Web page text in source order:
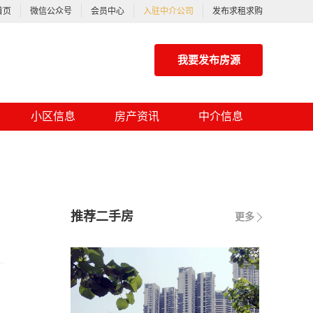
页 微信公众号 会员中心 入驻中介公司 发布求租求购
我要发布房源
小区信息 房产资讯 中介信息
更多
推荐二手房